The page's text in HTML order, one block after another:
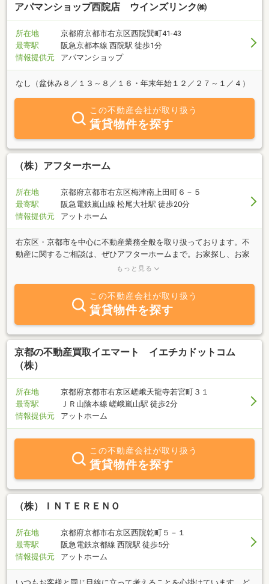
アパマンショップ西院店 ウインズリンク㈱
所在地
京都府京都市右京区西院巽町41-43
最寄駅
阪急京都本線 西院駅 徒歩1分
情報提供元
アパマンショップ
なし（盆休み８／１３～８／１６・年末年始１２／２７～１／４）
この不動産会社が取り扱う
賃貸物件を探す
（株）アフターホーム
所在地
京都府京都市右京区梅津南上田町６－５
最寄駅
阪急電鉄嵐山線 松尾大社駅 徒歩20分
情報提供元
アットホーム
右京区・京都市を中心に不動産業務全般を取り扱っております。不
動産に関するご相談は、ぜひアフターホームまで。お家探し、お家
の売却、お家の改装は、街の住宅屋、アフターホームまで。リフォ
もっと見る
この不動産会社が取り扱う
賃貸物件を探す
京都の不動産買取イエマート イエチカドットコム
（株）
所在地
京都府京都市右京区嵯峨天龍寺若宮町３１
最寄駅
ＪＲ山陰本線 嵯峨嵐山駅 徒歩2分
情報提供元
アットホーム
この不動産会社が取り扱う
賃貸物件を探す
（株）ＩＮＴＥＲＥＮＯ
所在地
京都府京都市右京区西院乾町５－１
最寄駅
阪急電鉄京都線 西院駅 徒歩5分
情報提供元
アットホーム